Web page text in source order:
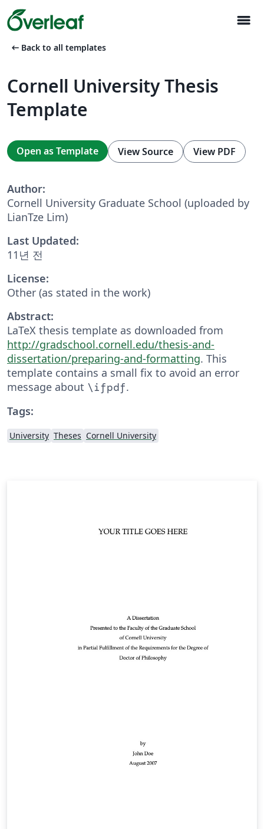
menu
arrow_left_alt Back to all templates
Cornell University Thesis
Template
Open as Template View Source View PDF
Author:
Cornell University Graduate School (uploaded by
LianTze Lim)
Last Updated:
11년 전
License:
Other (as stated in the work)
Abstract:
LaTeX thesis template as downloaded from
http://gradschool.cornell.edu/thesis-and-
dissertation/preparing-and-formatting. This
template contains a small fix to avoid an error
message about \ifpdf.
Tags:
University Theses Cornell University